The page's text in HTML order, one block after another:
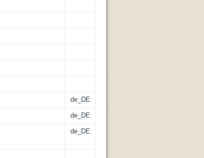
de_DE
de_DE
de_DE